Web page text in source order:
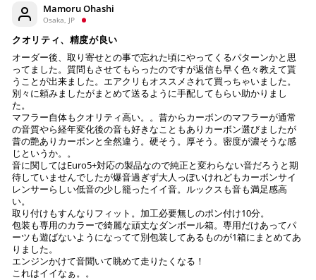
ご注文時に情報をお知らせ致しますので、指定の口座に
お振り込みください。
入金確認が取れ次第、商品を手配させて頂きます。
※ お支払期限はご注文日より7日以内とさせて頂いてお
り、万が一過ぎてしまった場合はご注文をキャンセルさ
せて頂きます。
※ 振込手数料はご負担ください。
Mamoru Ohashi
Osaka, JP
クオリティ、精度が良い
オーダー後、取り寄せとの事で忘れた頃にやってくるパターンかと思
ってました。質問もさせてもらったのですが返信も早く色々教えて貰
うことが出来ました。エアクリもオススメされて買っちゃいました。
別々に頼みましたがまとめて送るように手配してもらい助かりまし
た。
マフラー自体もクオリティ高い。。昔からカーボンのマフラーが通常
の音質やら経年変化後の音も好きなこともありカーボン選びましたが
昔の艶ありカーボンと全然違う。硬そう。厚そう。密度が濃そうな感
じというか。。
音に関してはEuro5+対応の製品なので純正と変わらない音だろうと期
待していませんでしたが爆音過ぎず大人っぽいけれどもカーボンサイ
レンサーらしい低音の少し籠ったイイ音。ルックスも音も満足感高
い。
取り付けもすんなりフィット。加工必要無しのポン付け10分。
包装も専用のカラーで綺麗な頑丈なダンボール箱。専用だけあってパ
ーツも遊ばないようになってて別包装してあるものが1箱にまとめてあ
りました。
エンジンかけて音聞いて眺めて走りたくなる！
これはイイなぁ。。